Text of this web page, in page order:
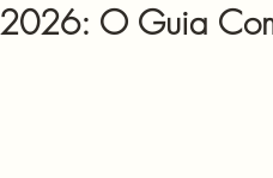
2026: O Guia